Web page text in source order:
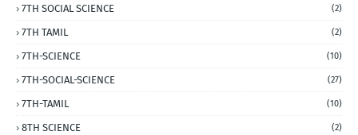
7TH SOCIAL SCIENCE (2)
7TH TAMIL (2)
7TH-SCIENCE (10)
7TH-SOCIAL-SCIENCE (27)
7TH-TAMIL (10)
8TH SCIENCE (2)